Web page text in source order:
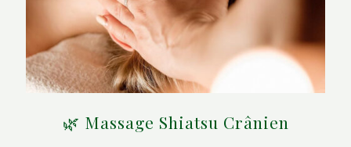
🌿 Massage Shiatsu Crânien